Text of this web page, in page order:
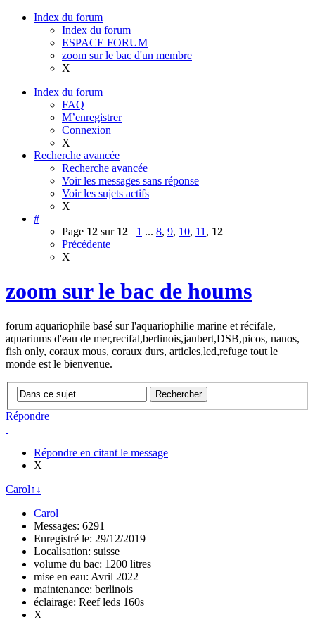
Index du forum
Index du forum
ESPACE FORUM
zoom sur le bac d'un membre
X
Index du forum
FAQ
M’enregistrer
Connexion
X
Recherche avancée
Recherche avancée
Voir les messages sans réponse
Voir les sujets actifs
X
#
Page 12 sur 12 1 ... 8, 9, 10, 11 , 12
Précédente
X
zoom sur le bac de houms
forum aquariophile basé sur l'aquariophilie marine et récifale,
aquariums d'eau de mer,recifal,berlinois,jaubert,DSB,picos, nanos,
fish only, coraux mous, coraux durs, articles,led,refuge tout le
monde est le bienvenue.
Répondre
Répondre en citant le message
X
Carol↑ ↓
Carol
Messages: 6291
Enregistré le: 29/12/2019
Localisation: suisse
volume du bac: 1200 litres
mise en eau: Avril 2022
maintenance: berlinois
éclairage: Reef leds 160s
X